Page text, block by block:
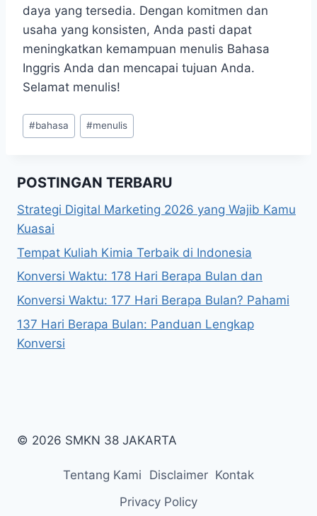
daya yang tersedia. Dengan komitmen dan
usaha yang konsisten, Anda pasti dapat
meningkatkan kemampuan menulis Bahasa
Inggris Anda dan mencapai tujuan Anda.
Selamat menulis!
Post
Tags:
#bahasa #menulis
POSTINGAN TERBARU
Strategi Digital Marketing 2026 yang Wajib Kamu
Kuasai
Tempat Kuliah Kimia Terbaik di Indonesia
Konversi Waktu: 178 Hari Berapa Bulan dan
Konversi Waktu: 177 Hari Berapa Bulan? Pahami
137 Hari Berapa Bulan: Panduan Lengkap
Konversi
© 2026 SMKN 38 JAKARTA
Tentang Kami Disclaimer Kontak
Privacy Policy